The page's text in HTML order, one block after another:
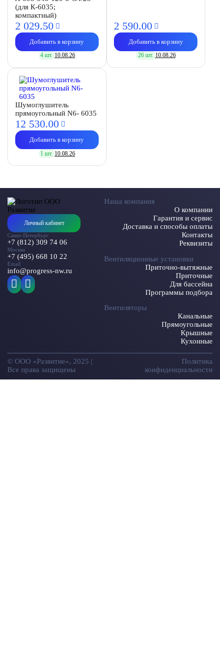
(для К-6035;
компактный)
2 029.50
Добавить в корзину
4 шт. 10.08.26
2 590.00
Добавить в корзину
26 шт. 10.08.26
Шумоглушитель
прямоугольный N6- 6035
12 530.00
Добавить в корзину
1 шт. 10.08.26
Личный кабинет
Санкт-Петербург
+7 (812) 309 74 06
Москва
+7 (495) 668 10 22
Email
info@progress-nw.ru
Наша компания
О компании
Гарантия и сервис
Доставка и способы оплаты
Контакты
Реквизиты
Вентиляционные установки
Приточно-вытяжные
Приточные
Для бассейна
Программы подбора
Вентиляторы
Канальные
Прямоугольные
Крышные
Кухонные
© ООО «Развитие», 2025 |
Все права защищены
Политика
конфиденциальности